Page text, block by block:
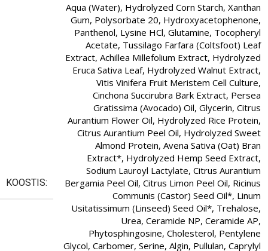
KOOSTIS:
Aqua (Water), Hydrolyzed Corn Starch, Xanthan
Gum, Polysorbate 20, Hydroxyacetophenone,
Panthenol, Lysine HCl, Glutamine, Tocopheryl
Acetate, Tussilago Farfara (Coltsfoot) Leaf
Extract, Achillea Millefolium Extract, Hydrolyzed
Eruca Sativa Leaf, Hydrolyzed Walnut Extract,
Vitis Vinifera Fruit Meristem Cell Culture,
Cinchona Succirubra Bark Extract, Persea
Gratissima (Avocado) Oil, Glycerin, Citrus
Aurantium Flower Oil, Hydrolyzed Rice Protein,
Citrus Aurantium Peel Oil, Hydrolyzed Sweet
Almond Protein, Avena Sativa (Oat) Bran
Extract*, Hydrolyzed Hemp Seed Extract,
Sodium Lauroyl Lactylate, Citrus Aurantium
Bergamia Peel Oil, Citrus Limon Peel Oil, Ricinus
Communis (Castor) Seed Oil*, Linum
Usitatissimum (Linseed) Seed Oil*, Trehalose,
Urea, Ceramide NP, Ceramide AP,
Phytosphingosine, Cholesterol, Pentylene
Glycol, Carbomer, Serine, Algin, Pullulan, Caprylyl